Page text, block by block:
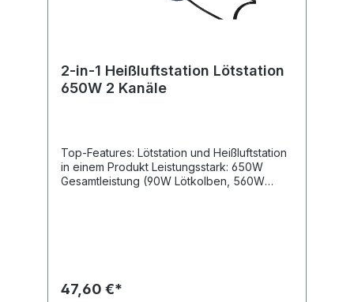
2-in-1 Heißluftstation Lötstation
650W 2 Kanäle
Top-Features: Lötstation und Heißluftstation
in einem Produkt Leistungsstark: 650W
Gesamtleistung (90W Lötkolben, 560W
einstellbar Temperatur wird über farbige
47,60 €*